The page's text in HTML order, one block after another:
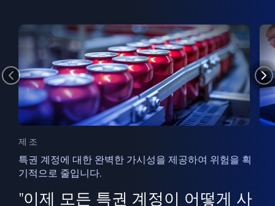
제조
특권 계정에 대한 완벽한 가시성을 제공하여 위험을 획
기적으로 줄입니다.
"이제 모든 특권 계정이 어떻게 사